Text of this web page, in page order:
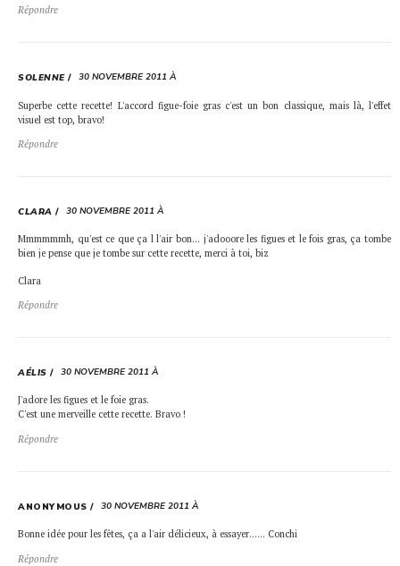
Répondre
SOLENNE 30 NOVEMBRE 2011 À
Superbe cette recette! L'accord figue-foie gras c'est un bon classique, mais là, l'effet
visuel est top, bravo!
Répondre
CLARA 30 NOVEMBRE 2011 À
Mmmmmmh, qu'est ce que ça l l'air bon… j'adooore les figues et le fois gras, ça tombe
bien je pense que je tombe sur cette recette, merci à toi, biz
Clara
Répondre
AÉLIS 30 NOVEMBRE 2011 À
J'adore les figues et le foie gras.
C'est une merveille cette recette. Bravo !
Répondre
ANONYMOUS 30 NOVEMBRE 2011 À
Bonne idée pour les fêtes, ça a l'air délicieux, à essayer…… Conchi
Répondre